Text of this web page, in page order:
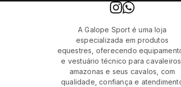
A Galope Sport é uma loja
especializada em produtos
equestres, oferecendo
e vestuário técnico para cavaleiros,
amazonas e seus cavalos, com
qualidade, confiança e